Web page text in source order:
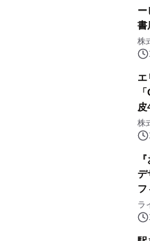
ー
書
株
エ
株
デ
フ
い
ン
ラ